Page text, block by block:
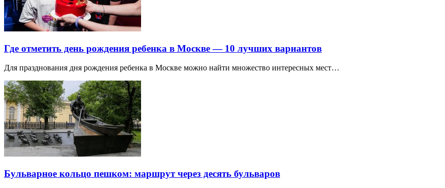
Где отметить день рождения ребенка в Москве — 10 лучших вариантов
Для празднования дня рождения ребенка в Москве можно найти множество интересных мест…
Бульварное кольцо пешком: маршрут через десять бульваров